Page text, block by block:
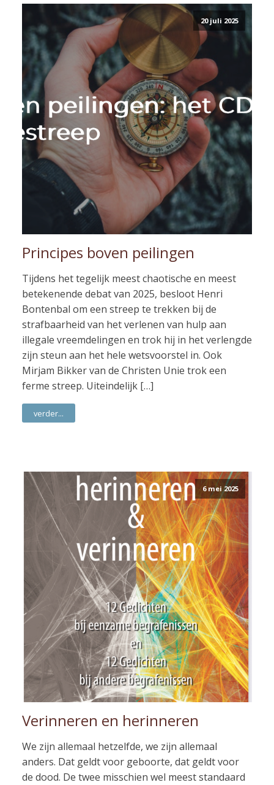
20 juli 2025
Principes boven peilingen
Tijdens het tegelijk meest chaotische en meest
betekenende debat van 2025, besloot Henri
Bontenbal om een streep te trekken bij de
strafbaarheid van het verlenen van hulp aan
illegale vreemdelingen en trok hij in het verlengde
zijn steun aan het hele wetsvoorstel in. Ook
Mirjam Bikker van de Christen Unie trok een
ferme streep. Uiteindelijk […]
verder...
6 mei 2025
Verinneren en herinneren
We zijn allemaal hetzelfde, we zijn allemaal
anders. Dat geldt voor geboorte, dat geldt voor
de dood. De twee misschien wel meest standaard